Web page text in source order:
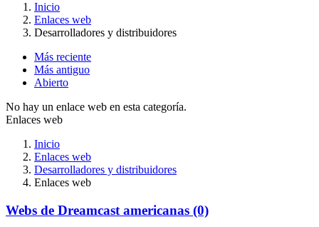
Inicio
Enlaces web
Desarrolladores y distribuidores
Más reciente
Más antiguo
Abierto
No hay un enlace web en esta categoría.
Enlaces web
Inicio
Enlaces web
Desarrolladores y distribuidores
Enlaces web
Webs de Dreamcast americanas (0)